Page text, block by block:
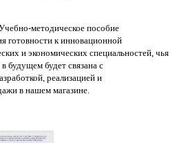
методическое пособие
готовности к инновационной
и экономических специальностей, чья
будущем будет связана с
реализацией и
в нашем магазине.